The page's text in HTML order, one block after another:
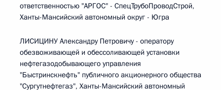
ответственностью "АРГОС" - СпецТрубоПроводСтрой,
Ханты-Мансийский автономный округ - Югра
ЛИСИЦИНУ Александру Петровичу - оператору
обезвоживающей и обессоливающей установки
нефтегазодобывающего управления
"Быстринскнефть" публичного акционерного общества
"Сургутнефтегаз", Ханты-Мансийский автономный